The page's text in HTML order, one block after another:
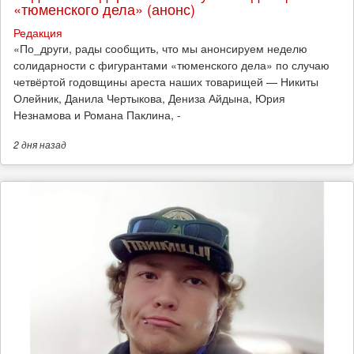
«тюменского дела» (анонс)
Редакция
​«По_други, рады сообщить, что мы анонсируем неделю
солидарности с фигурантами «тюменского дела» по случаю
четвёртой годовщины ареста наших товарищей — Никиты
Олейник, Данила Чертыкова, Дениза Айдына, Юрия
Незнамова и Романа Паклина, -
2 дняназад